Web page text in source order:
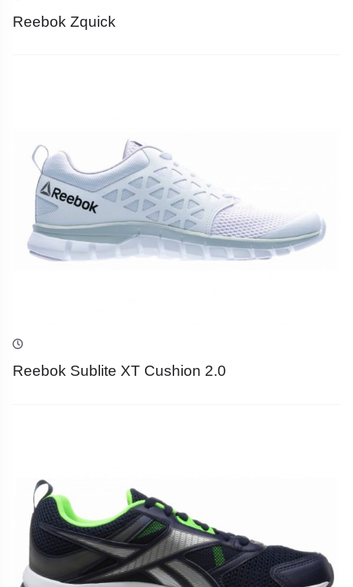
Reebok Zquick
Reebok Sublite XT Cushion 2.0